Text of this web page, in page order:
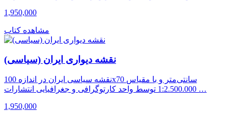
1,950,000
مشاهده کتاب
نقشه دیواری ایران (سیاسی)
نقشه سیاسی ایران در اندازه 100x70 سانتی‌متر و با مقیاس
1:2.500.000 توسط واحد کارتوگرافی و جغرافیایی انتشارات …
1,950,000